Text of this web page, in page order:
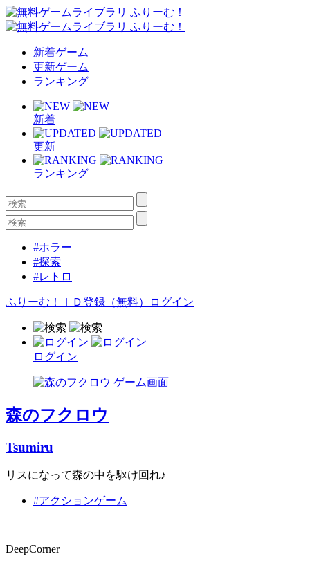
新着ゲーム
更新ゲーム
ランキング
新着
更新
ランキング
#ホラー
#探索
#レトロ
ふりーむ！ＩＤ登録（無料） ログイン
ログイン
森のフクロウ
Tsumiru
リスになって森の中を駆け回れ♪
#アクションゲーム
DeepCorner